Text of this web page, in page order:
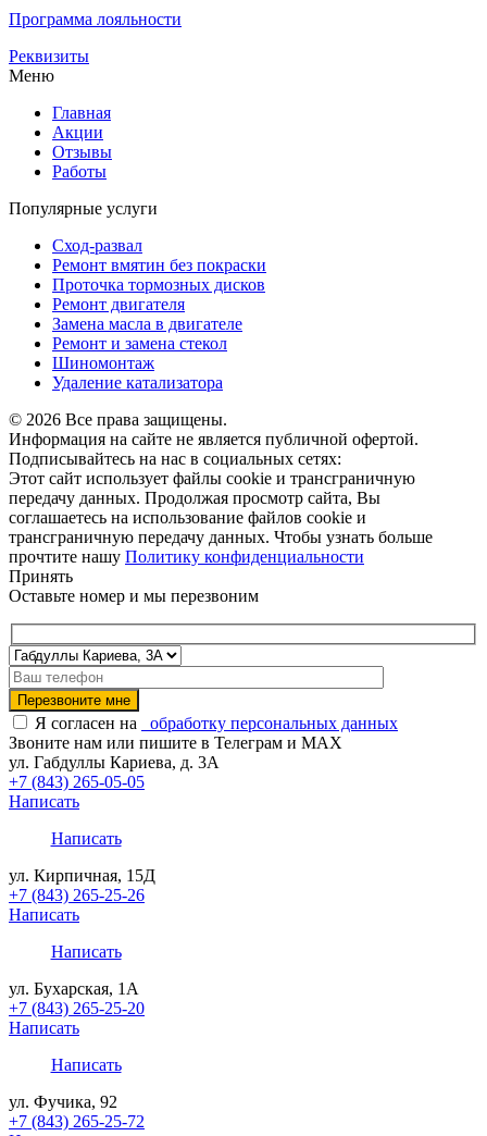
Программа лояльности
Реквизиты
Меню
Главная
Акции
Отзывы
Работы
Популярные услуги
Сход-развал
Ремонт вмятин без покраски
Проточка тормозных дисков
Ремонт двигателя
Замена масла в двигателе
Ремонт и замена стекол
Шиномонтаж
Удаление катализатора
© 2026 Все права защищены.
Информация на сайте не является публичной офертой.
Подписывайтесь на нас в социальных сетях:
Этот сайт использует файлы cookie и трансграничную
передачу данных. Продолжая просмотр сайта, Вы
соглашаетесь на использование файлов cookie и
трансграничную передачу данных. Чтобы узнать больше
прочтите нашу Политику конфиденциальности
Принять
Оставьте номер и мы перезвоним
Я согласен на
обработку персональных данных
Звоните нам или пишите в Телеграм и MAX
ул. Габдуллы Кариева, д. 3А
+7 (843) 265-05-05
Написать
Написать
ул. Кирпичная, 15Д
+7 (843) 265-25-26
Написать
Написать
ул. Бухарская, 1А
+7 (843) 265-25-20
Написать
Написать
ул. Фучика, 92
+7 (843) 265-25-72